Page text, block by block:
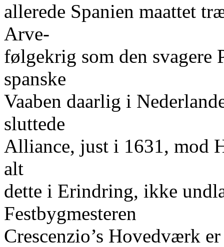
allerede Spanien maattet
Arve-
følgekrig som den svagere
spanske
Vaaben daarlig i
sluttede
Alliance, just i 1631, mod
alt
dette i Erindring, ikke
Festbygmesteren
Crescenzio’s Hovedværk